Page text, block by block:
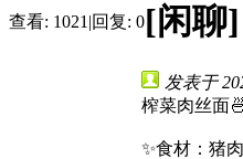
查看: 1021 |回复: 0[闲聊]
发表于
榨菜肉丝面
✨食材：猪